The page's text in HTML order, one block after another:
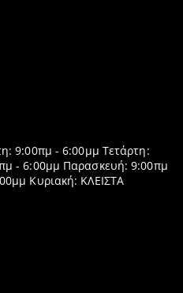
9:00πμ - 6:00μμ Τετάρτη:
- 6:00μμ Παρασκευή: 9:00πμ
Κυριακή: ΚΛΕΙΣΤΑ